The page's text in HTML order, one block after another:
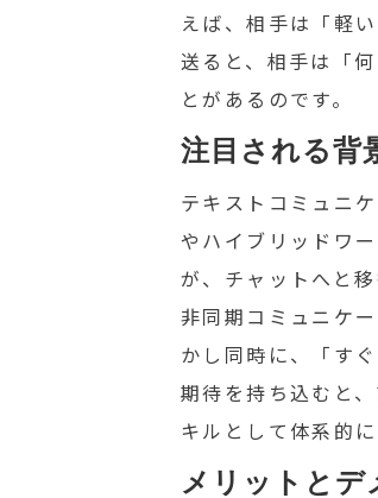
えば、相手は「軽
送ると、相手は「
とがあるのです。
注目される背
テキストコミュニ
やハイブリッドワ
が、チャットへと
非同期コミュニケ
かし同時に、「す
期待を持ち込むと
キルとして体系的
メリットとデ